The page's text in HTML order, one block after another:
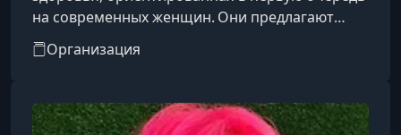
на современных женщин. Они предлагают
более 300 курсов в 20+ направлениях — от
фитнеса и йоги до гимнастики для лица,
интимное здоровье и восстановление после
родов. Платформа сочетает удобный
Организация